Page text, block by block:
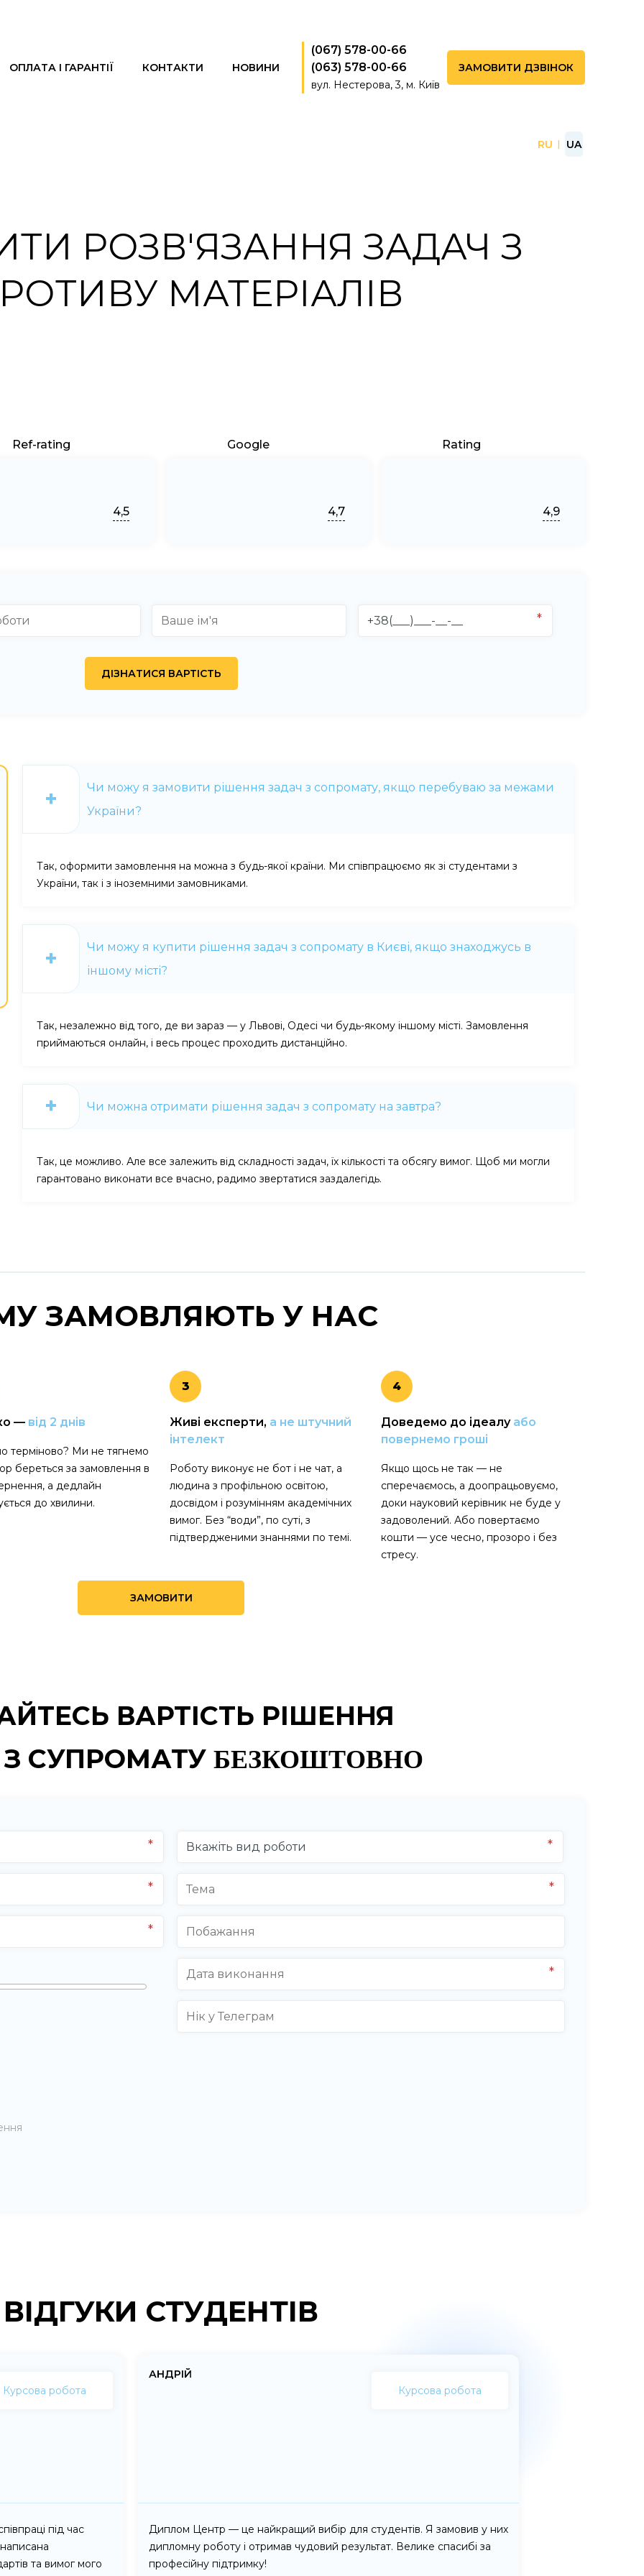
ОПЛАТА І ГАРАНТІЇ КОНТАКТИ НОВИНИ
(067) 578-00-66
(063) 578-00-66
вул. Нестерова, 3, м. Київ
ЗАМОВИТИ ДЗВІНОК
RU UA
РОЗВ'ЯЗАННЯ ЗАДАЧ З
МАТЕРІАЛІВ
Ref-rating
4,5
Google
4,7
Rating
4,9
Чи можу я замовити рішення задач з сопромату, якщо перебуваю за межами
України?
Так, оформити замовлення на можна з будь-якої країни. Ми співпрацюємо як зі студентами з
України, так і з іноземними замовниками.
Чи можу я купити рішення задач з сопромату в Києві, якщо знаходжусь в
іншому місті?
Так, незалежно від того, де ви зараз — у Львові, Одесі чи будь-якому іншому місті. Замовлення
приймаються онлайн, і весь процес проходить дистанційно.
Чи можна отримати рішення задач з сопромату на завтра?
Так, це можливо. Але все залежить від складності задач, їх кількості та обсягу вимог. Щоб ми могли
гарантовано виконати все вчасно, радимо звертатися заздалегідь.
ЗАМОВЛЯЮТЬ У НАС
— від 2 днів
терміново? Ми не тягнемо
береться за замовлення в
а дедлайн
до хвилини.
3
Живі експерти, а не штучний
інтелект
Роботу виконує не бот і не чат, а
людина з профільною освітою,
досвідом і розумінням академічних
вимог. Без “води”, по суті, з
підтвердженими знаннями по темі.
4
Доведемо до ідеалу або
повернемо гроші
Якщо щось не так — не
сперечаємось, а доопрацьовуємо,
доки науковий керівник не буде у
задоволений. Або повертаємо
кошти — усе чесно, прозоро і без
стресу.
ЗАМОВИТИ
ВАРТІСТЬ РІШЕННЯ
СУПРОМАТУ БЕЗКОШТОВНО
ВІДГУКИ СТУДЕНТІВ
Курсова робота
під час
та вимог мого
АНДРІЙ
Курсова робота
Диплом Центр — це найкращий вибір для студентів. Я замовив у них
дипломну роботу і отримав чудовий результат. Велике спасибі за
професійну підтримку!